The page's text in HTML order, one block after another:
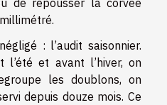
de repousser la corvée
: l’audit saisonnier.
l’été et avant l’hiver, on
les doublons, on
depuis douze mois. Ce